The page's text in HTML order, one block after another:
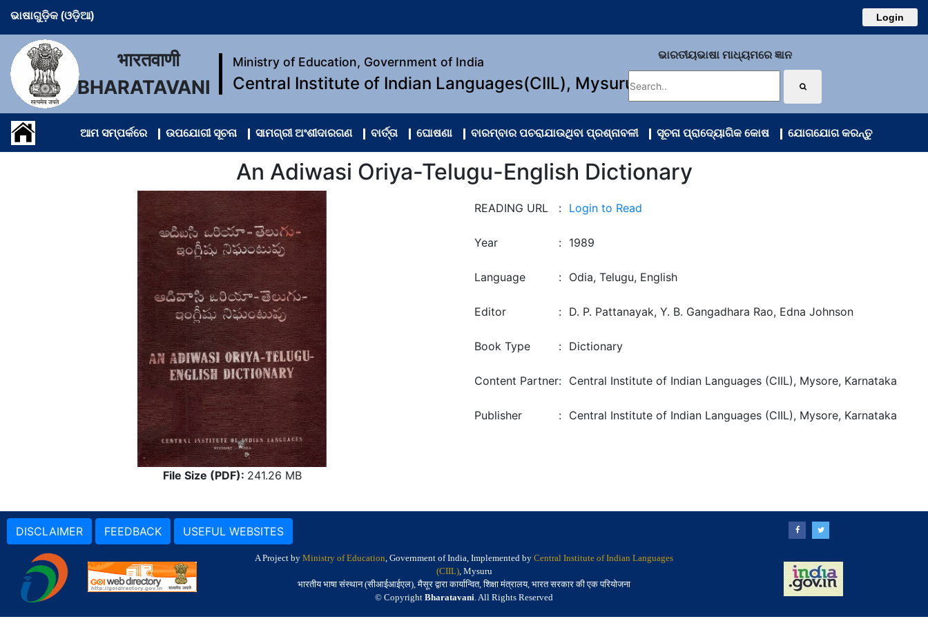
ଭାଷାଗୁଡ଼ିକ (ଓଡ଼ିଆ) Login
भारतवाणी
BHARATAVANI
Ministry of Education, Government of India
Central Institute of Indian Languages(CIIL), Mysuru
ଭାରତୀୟଭାଷା ମାଧ୍ୟମରେ ଜ୍ଞାନ
ଆମ ସମ୍ପର୍କରେ ଉପଯୋଗୀ ସୂଚନା ସାମଗ୍ରୀ ଅଂଶୀଦାରଗଣ ବାର୍ତ୍ତା ଘୋଷଣା ବାରମ୍ବାର ପଚରାଯାଉଥିବା ପ୍ରଶ୍ନାବଳୀ ସୂଚନା ପ୍ରାଦ୍ୟୋଗିକ କୋଷ ଯୋଗଯୋଗ କରନ୍ତୁ
An Adiwasi Oriya-Telugu-English Dictionary
File Size (PDF): 241.26 MB
READING URL : Login to Read
Year : 1989
Language : Odia, Telugu, English
Editor : D. P. Pattanayak, Y. B. Gangadhara Rao, Edna Johnson
Book Type : Dictionary
Content Partner: Central Institute of Indian Languages (CIIL), Mysore, Karnataka
Publisher : Central Institute of Indian Languages (CIIL), Mysore, Karnataka
DISCLAIMER FEEDBACK USEFUL WEBSITES
A Project by Ministry of Education, Government of India, Implemented by Central Institute of Indian Languages
(CIIL), Mysuru
भारतीय भाषा संस्थान (सीआईआईएल), मैसूर द्वारा कार्यान्वित, शिक्षा मंत्रालय, भारत सरकार की एक परियोजना
© Copyright Bharatavani. All Rights Reserved